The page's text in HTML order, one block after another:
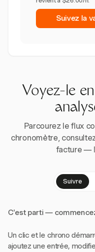
Suivez la
Voyez-le
Parcourez le flux
chronomètre,
facture —
Suivre
C'est parti —
Un clic et le chrono
ajoutez une entrée,